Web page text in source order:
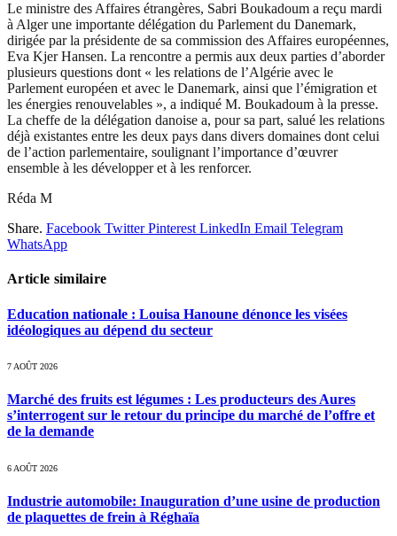
Le ministre des Affaires étrangères, Sabri Boukadoum a reçu mardi
à Alger une importante délégation du Parlement du Danemark,
dirigée par la présidente de sa commission des Affaires européennes,
Eva Kjer Hansen. La rencontre a permis aux deux parties d’aborder
plusieurs questions dont « les relations de l’Algérie avec le
Parlement européen et avec le Danemark, ainsi que l’émigration et
les énergies renouvelables », a indiqué M. Boukadoum à la presse.
La cheffe de la délégation danoise a, pour sa part, salué les relations
déjà existantes entre les deux pays dans divers domaines dont celui
de l’action parlementaire, soulignant l’importance d’œuvrer
ensemble à les développer et à les renforcer.
Réda M
Share. Facebook Twitter Pinterest LinkedIn Email Telegram
WhatsApp
Article similaire
Education nationale : Louisa Hanoune dénonce les visées
idéologiques au dépend du secteur
7 AOÛT 2026
Marché des fruits est légumes : Les producteurs des Aures
s’interrogent sur le retour du principe du marché de l’offre et
de la demande
6 AOÛT 2026
Industrie automobile: Inauguration d’une usine de production
de plaquettes de frein à Réghaïa